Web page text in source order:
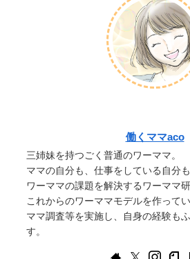
働くママaco
三姉妹を持つごく普通のワーママ。
ママの自分も、仕事をしている自分
ワーママの課題を解決するワーママ
これからのワーママモデルを作って
ママ調査等を実施し、自身の経験も
す。